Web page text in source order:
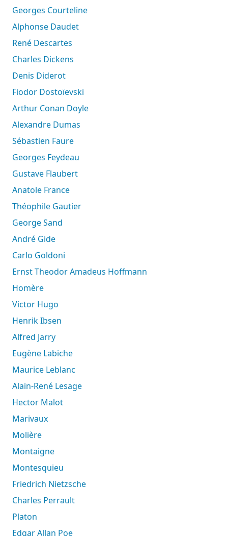
Georges Courteline
Alphonse Daudet
René Descartes
Charles Dickens
Denis Diderot
Fiodor Dostoïevski
Arthur Conan Doyle
Alexandre Dumas
Sébastien Faure
Georges Feydeau
Gustave Flaubert
Anatole France
Théophile Gautier
George Sand
André Gide
Carlo Goldoni
Ernst Theodor Amadeus Hoffmann
Homère
Victor Hugo
Henrik Ibsen
Alfred Jarry
Eugène Labiche
Maurice Leblanc
Alain-René Lesage
Hector Malot
Marivaux
Molière
Montaigne
Montesquieu
Friedrich Nietzsche
Charles Perrault
Platon
Edgar Allan Poe